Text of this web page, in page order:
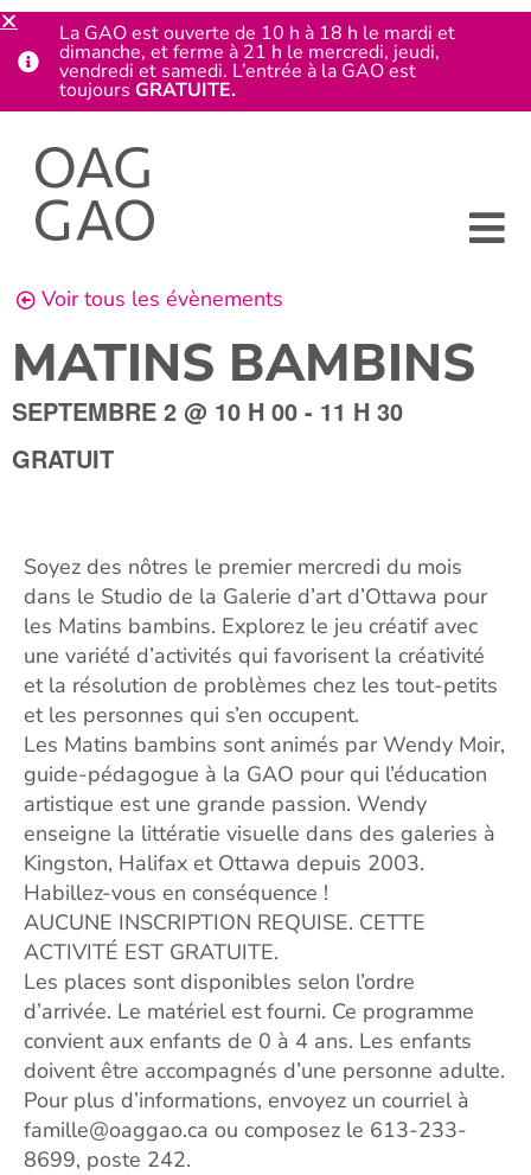
Voir tous les évènements
MATINS BAMBINS
SEPTEMBRE 2 @ 10 H 00 - 11 H 30
GRATUIT
Soyez des nôtres le premier mercredi du mois
dans le Studio de la Galerie d’art d’Ottawa pour
les Matins bambins. Explorez le jeu créatif avec
une variété d’activités qui favorisent la créativité
et la résolution de problèmes chez les tout-petits
et les personnes qui s’en occupent.
Les Matins bambins sont animés par Wendy Moir,
guide-pédagogue à la GAO pour qui l’éducation
artistique est une grande passion. Wendy
enseigne la littératie visuelle dans des galeries à
Kingston, Halifax et Ottawa depuis 2003.
Habillez-vous en conséquence !
AUCUNE INSCRIPTION REQUISE. CETTE
ACTIVITÉ EST GRATUITE.
Les places sont disponibles selon l’ordre
d’arrivée. Le matériel est fourni. Ce programme
convient aux enfants de 0 à 4 ans. Les enfants
doivent être accompagnés d’une personne adulte.
Pour plus d’informations, envoyez un courriel à
famille@oaggao.ca ou composez le 613-233-
8699, poste 242.
La GAO est ouverte de 10 h à 18 h le mardi et
dimanche, et ferme à 21 h le mercredi, jeudi,
vendredi et samedi. L’entrée à la GAO est
toujours GRATUITE.